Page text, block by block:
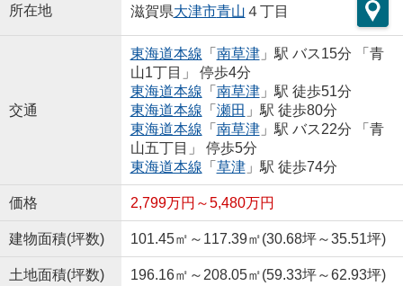
所在地 滋賀県大津市青山 ４丁目
交通
東海道本線 「 南草津」駅 バス15分 「青
山1丁目」 停歩4分
東海道本線 「 南草津」駅 徒歩51分
東海道本線 「 瀬田 」駅 徒歩80分
東海道本線 「 南草津」駅 バス22分 「青
山五丁目」 停歩5分
東海道本線 「 草津」駅 徒歩74分
価格 2,799万円～5,480万円
建物面積(坪数) 101.45㎡～117.39㎡(30.68坪～35.51坪)
土地面積(坪数) 196.16㎡～208.05㎡(59.33坪～62.93坪)